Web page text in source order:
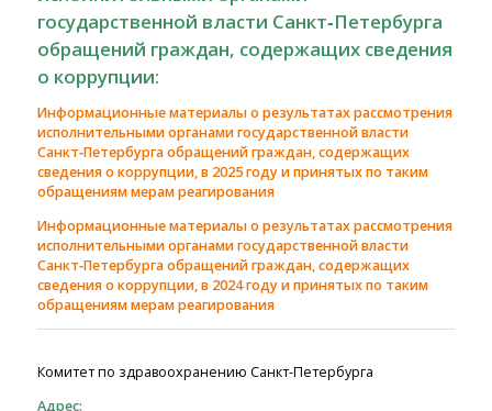
государственной власти Санкт‑Петербурга
обращений граждан, содержащих сведения
о коррупции:
Информационные материалы о результатах рассмотрения
исполнительными органами государственной власти
Санкт‑Петербурга обращений граждан, содержащих
сведения о коррупции, в 2025 году и принятых по таким
обращениям мерам реагирования
Информационные материалы о результатах рассмотрения
исполнительными органами государственной власти
Санкт‑Петербурга обращений граждан, содержащих
сведения о коррупции, в 2024 году и принятых по таким
обращениям мерам реагирования
Комитет по здравоохранению Санкт-Петербурга
Адрес: